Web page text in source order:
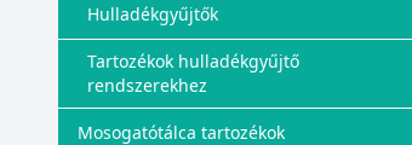
Hulladékgyűjtők
Tartozékok hulladékgyűjtő
rendszerekhez
Mosogatótálca tartozékok